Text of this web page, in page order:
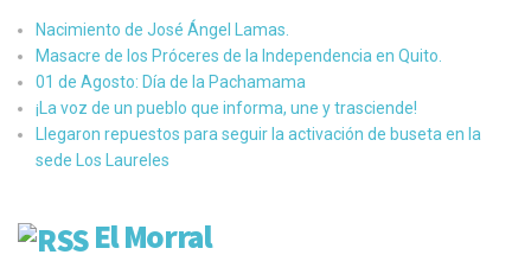
Nacimiento de José Ángel Lamas.
Masacre de los Próceres de la Independencia en Quito.
01 de Agosto: Día de la Pachamama
¡La voz de un pueblo que informa, une y trasciende!
Llegaron repuestos para seguir la activación de buseta en la
sede Los Laureles
El Morral